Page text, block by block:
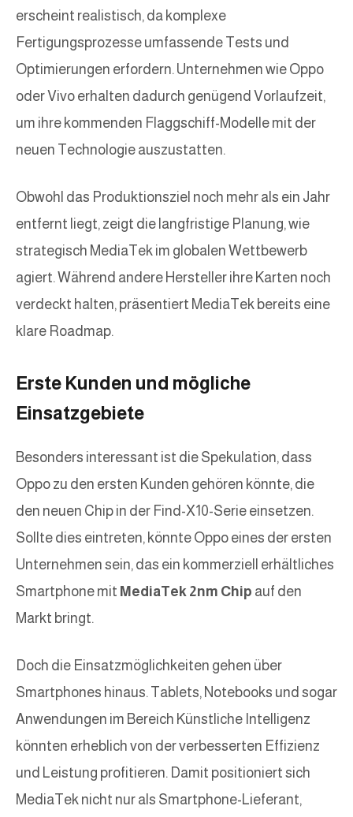
erscheint realistisch, da komplexe
Fertigungsprozesse umfassende Tests und
Optimierungen erfordern. Unternehmen wie Oppo
oder Vivo erhalten dadurch genügend Vorlaufzeit,
um ihre kommenden Flaggschiff-Modelle mit der
neuen Technologie auszustatten.
Obwohl das Produktionsziel noch mehr als ein Jahr
entfernt liegt, zeigt die langfristige Planung, wie
strategisch MediaTek im globalen Wettbewerb
agiert. Während andere Hersteller ihre Karten noch
verdeckt halten, präsentiert MediaTek bereits eine
klare Roadmap.
Erste Kunden und mögliche
Einsatzgebiete
Besonders interessant ist die Spekulation, dass
Oppo zu den ersten Kunden gehören könnte, die
den neuen Chip in der Find-X10-Serie einsetzen.
Sollte dies eintreten, könnte Oppo eines der ersten
Unternehmen sein, das ein kommerziell erhältliches
Smartphone mit MediaTek 2nm Chip auf den
Markt bringt.
Doch die Einsatzmöglichkeiten gehen über
Smartphones hinaus. Tablets, Notebooks und sogar
Anwendungen im Bereich Künstliche Intelligenz
könnten erheblich von der verbesserten Effizienz
und Leistung profitieren. Damit positioniert sich
MediaTek nicht nur als Smartphone-Lieferant,